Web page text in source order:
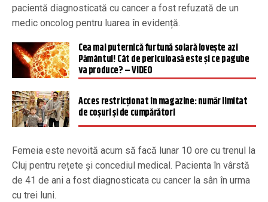
pacientă diagnosticată cu cancer a fost refuzată de un
medic oncolog pentru luarea în evidență.
Cea mai puternică furtună solară loveşte azi
Pământul! Cât de periculoasă este şi ce pagube
va produce? – VIDEO
Acces restricționat în magazine: număr limitat
de coșuri și de cumpărători
Femeia este nevoită acum să facă lunar 10 ore cu trenul la
Cluj pentru rețete și concediul medical. Pacienta în vârstă
de 41 de ani a fost diagnosticata cu cancer la sân în urma
cu trei luni.